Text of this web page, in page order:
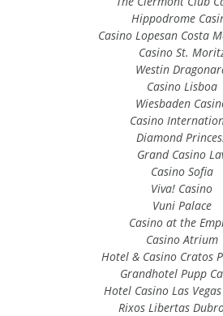
Hippodrome
Casino Lopesan Costa
Casino St.
Westin
Casino Lisboa
Wiesbaden
Casino
Diamond
Grand Casino
Casino Sofia
Viva! Casino
Vuni Palace
Casino at the
Casino Atrium
Hotel & Casino Cratos
Grandhotel Pupp
Hotel Casino Las
Rixos Libertas